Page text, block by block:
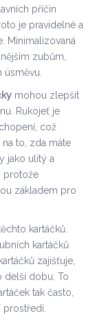
příčin
je pravidelné a
Minimalizovaná
zubům,
úsměvu.
mohou zlepšit
Rukojeť je
což
to, zda máte
jako ulitý a
protože
základem pro
kartáčků.
kartáčků
zajišťuje,
delší dobu. To
tak často,
prostředí.